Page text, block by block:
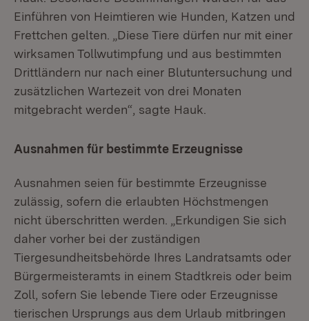
Einführen von Heimtieren wie Hunden, Katzen und
Frettchen gelten. „Diese Tiere dürfen nur mit einer
wirksamen Tollwutimpfung und aus bestimmten
Drittländern nur nach einer Blutuntersuchung und
zusätzlichen Wartezeit von drei Monaten
mitgebracht werden“, sagte Hauk.
Ausnahmen für bestimmte Erzeugnisse
Ausnahmen seien für bestimmte Erzeugnisse
zulässig, sofern die erlaubten Höchstmengen
nicht überschritten werden. „Erkundigen Sie sich
daher vorher bei der zuständigen
Tiergesundheitsbehörde Ihres Landratsamts oder
Bürgermeisteramts in einem Stadtkreis oder beim
Zoll, sofern Sie lebende Tiere oder Erzeugnisse
tierischen Ursprungs aus dem Urlaub mitbringen